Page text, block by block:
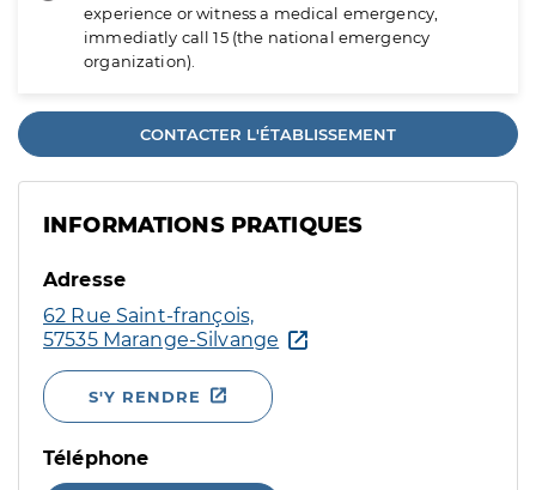
experience or witness a medical emergency,
immediatly call 15 (the national emergency
organization).
CONTACTER L'ÉTABLISSEMENT
INFORMATIONS PRATIQUES
Adresse
62 Rue Saint-françois,
57535 Marange-Silvange
S'Y RENDRE
Téléphone